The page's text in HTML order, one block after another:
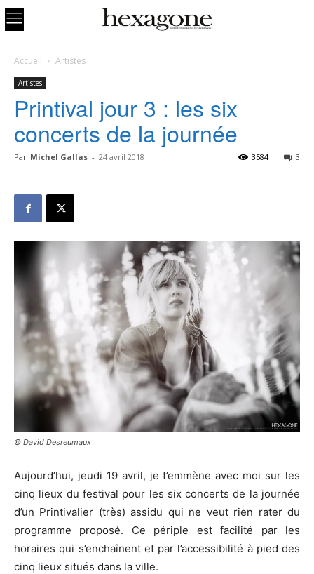
Accueil Artistes
Artistes
Printival jour 3 : les six
concerts de la journée
Par Michel Gallas - 24 avril 2018 3
3584
© David Desreumaux
Aujourd’hui, jeudi 19 avril, je t’emmène avec moi sur les
cinq lieux du festival pour les six concerts de la journée
d’un Printivalier (très) assidu qui ne veut rien rater du
programme proposé. Ce périple est facilité par les
horaires qui s’enchaînent et par l’accessibilité à pied des
cinq lieux situés dans la ville.